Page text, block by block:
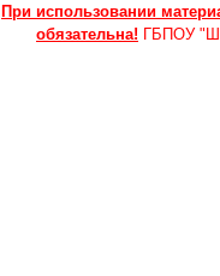
При использовании
обязательна! ГБПОУ